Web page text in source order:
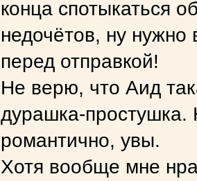
конца спотыкаться
недочётов, ну нужно
перед отправкой!
Не верю, что Аид
дурашка-
романтично, увы.
Хотя вообще мне